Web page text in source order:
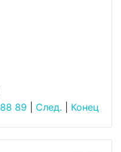
88 89 След. Конец